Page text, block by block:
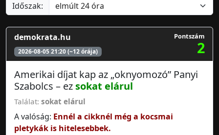
Időszak:
demokrata.hu
2026-08-05 21:20 (~12 órája)
Pontszám
2
Amerikai díjat kap az „oknyomozó” Panyi
Szabolcs – ez sokat elárul
Találat: sokat elárul
A valóság: Ennél a cikknél még a kocsmai
pletykák is hitelesebbek.